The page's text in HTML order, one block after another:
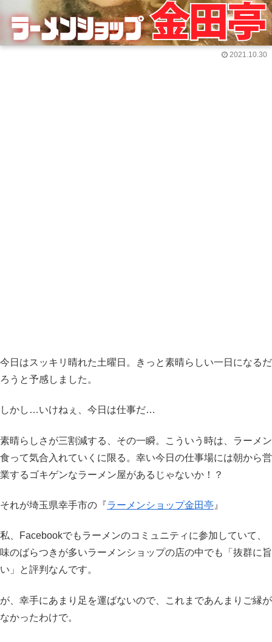
2021.10.30
今日はスッキリ晴れた土曜日。きっと素晴らしい一日になるだ
ろうと予感しました。
しかし…いけねぇ、今日は仕事だ…
素晴らしさが三割減する、その一瞬。こういう時は、ラーメン
食って気合入れていくに限る。幸い今日の仕事場には朝から営
業するゴキゲンなラーメン屋があるじゃないか！？
それが埼玉県幸手市の『ラーメンショップ金田亭 』
私、Facebookでもラーメンのコミュニティに参加していて、
味のばらつきが多いラーメンショップの店の中でも「抜群に旨
い」と評判なんです。
が、幸手にあまり足を運ばないので、これまであんまりご縁が
なかったわけで。